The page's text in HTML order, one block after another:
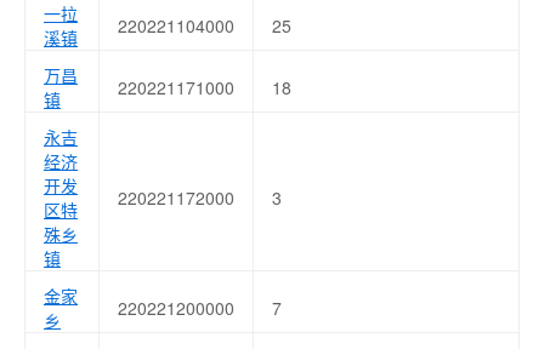
一拉
溪镇
220221104000 25
万昌
镇
220221171000 18
永吉
经济
开发
区特
殊乡
镇
220221172000 3
金家
乡
220221200000 7